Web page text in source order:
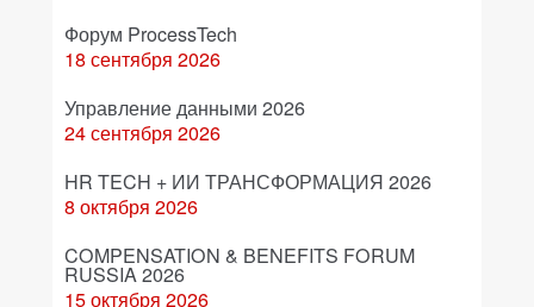
Форум ProcessTech
18 сентября 2026
Управление данными 2026
24 сентября 2026
HR TECH + ИИ ТРАНСФОРМАЦИЯ 2026
8 октября 2026
COMPENSATION & BENEFITS FORUM
RUSSIA 2026
15 октября 2026